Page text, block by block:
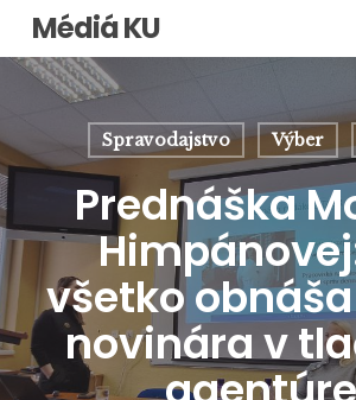
Skip
main
content
Médiá KU
Spravodajstvo Výber
Prednáška
všetko
novinára v